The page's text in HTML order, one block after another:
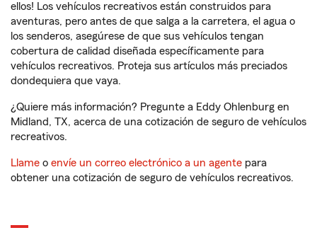
ellos! Los vehículos recreativos están construidos para
aventuras, pero antes de que salga a la carretera, el agua o
los senderos, asegúrese de que sus vehículos tengan
cobertura de calidad diseñada específicamente para
vehículos recreativos. Proteja sus artículos más preciados
dondequiera que vaya.
¿Quiere más información? Pregunte a Eddy Ohlenburg en
Midland, TX, acerca de una cotización de seguro de vehículos
recreativos.
Llame o envíe un correo electrónico a un agente para
obtener una cotización de seguro de vehículos recreativos.